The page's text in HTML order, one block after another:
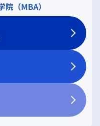
（MBA）